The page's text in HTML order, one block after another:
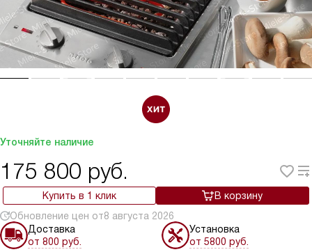
Уточняйте наличие
175 800 руб.
Купить в 1 клик
В корзину
Обновление цен от8 августа 2026
Доставка
от 800 руб.
Установка
от 5800 руб.